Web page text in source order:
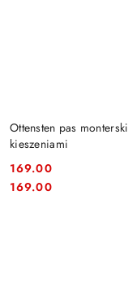
Ottensten pas
kieszeniami
Cena:
169.00
Cena:
169.00